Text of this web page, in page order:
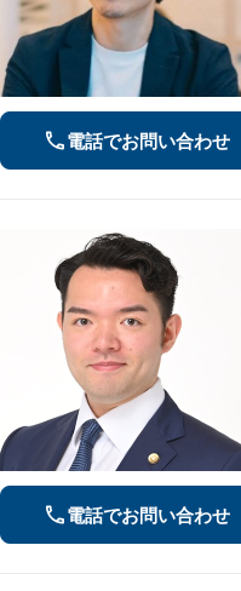
電話でお問い合わせ
電話でお問い合わせ